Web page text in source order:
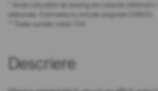
* Acest calculator de leasing are caracter informativ.
adiționale. Estimarea nu include asigurare CASCO.
** Toate sumele conțin TVA.
Descriere